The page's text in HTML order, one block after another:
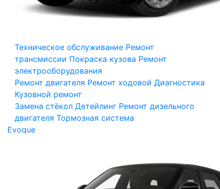
Техническое обслуживание Ремонт
трансмиссии Покраска кузова Ремонт
электрооборудования
Ремонт двигателя Ремонт ходовой Диагностика
Кузовной ремонт
Замена стёкол Детейлинг Ремонт дизельного
двигателя Тормозная система
Evoque